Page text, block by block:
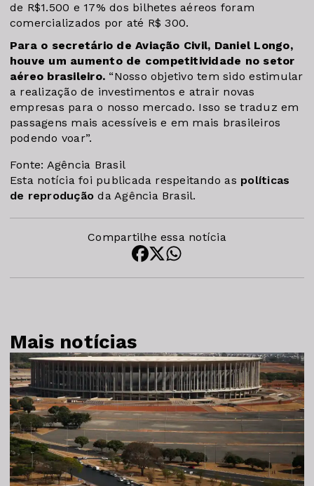
de R$1.500 e 17% dos bilhetes aéreos foram
comercializados por até R$ 300.
Para o secretário de Aviação Civil, Daniel Longo,
houve um aumento de competitividade no setor
aéreo brasileiro. “Nosso objetivo tem sido estimular
a realização de investimentos e atrair novas
empresas para o nosso mercado. Isso se traduz em
passagens mais acessíveis e em mais brasileiros
podendo voar”.
Fonte: Agência Brasil
Esta notícia foi publicada respeitando as políticas
de reprodução da Agência Brasil.
Compartilhe essa notícia
Mais notícias